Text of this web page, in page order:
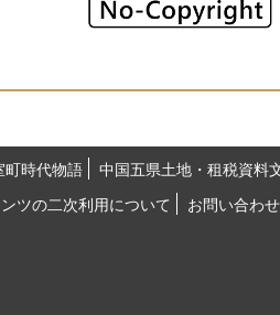
町時代物語
中国五県土地・租税資料
ツの二次利用について
お問い合わせ